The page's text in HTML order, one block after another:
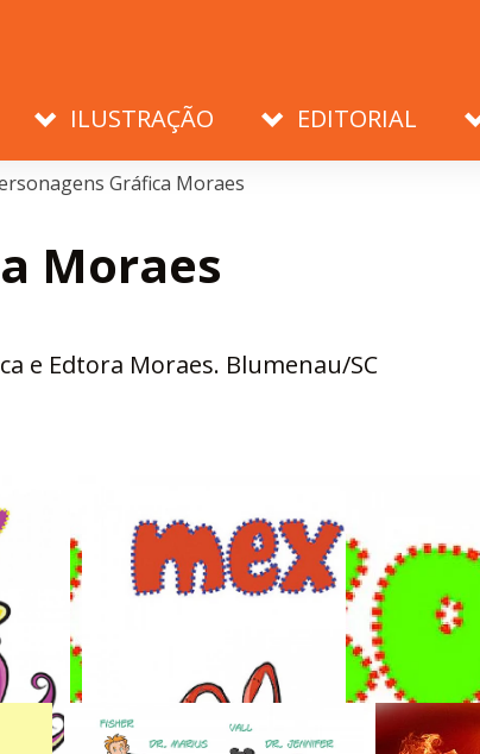
ILUSTRAÇÃO EDITORIAL
Gráfica Moraes
Moraes
e Edtora Moraes. Blumenau/SC